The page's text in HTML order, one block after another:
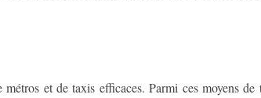
et de taxis efficaces. Parmi ces moyens